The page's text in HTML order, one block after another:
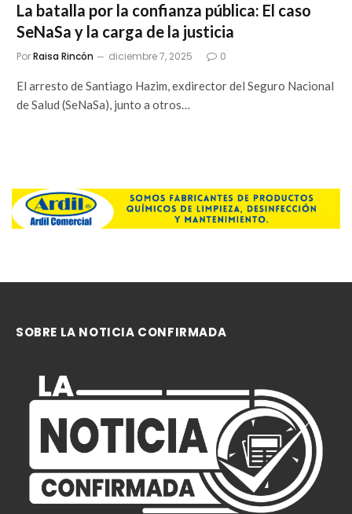
La batalla por la confianza pública: El caso
SeNaSa y la carga de la justicia
PorRaisa Rincón diciembre 7, 2025 0
El arresto de Santiago Hazim, exdirector del Seguro Nacional
de Salud (SeNaSa), junto a otros…
SOBRE LA NOTICIA CONFIRMADA